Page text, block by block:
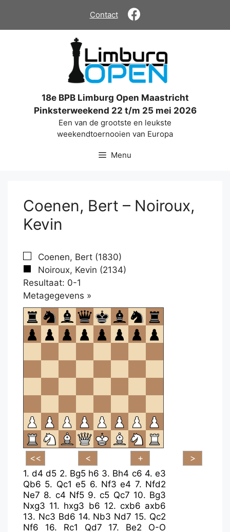
de
Contact
18e BPB Limburg Open Maastricht
Pinksterweekend 22 t/m 25 mei 2026
Een van de grootste en leukste
weekendtoernooien van Europa
Menu
Coenen, Bert – Noiroux,
Kevin
Coenen, Bert (1830)
Noiroux, Kevin (2134)
Resultaat: 0-1
Metagegevens »
om
te
openen.
1.d4 d5 2. Bg5 h6 3. Bh4 c6 4.e3
Qb6 5. Qc1 e5 6. Nf3 e4 7. Nfd2
Ne7 8. c4 Nf5 9.c5 Qc7 10. Bg3
Nxg3 11. hxg3 b6 12. cxb6 axb6
13. Nc3 Bd6 14. Nb3 Nd7 15. Qc2
Nf6
16. Rc1 Qd7 17. Be2
O-O